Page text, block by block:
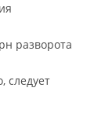
разворота
следует